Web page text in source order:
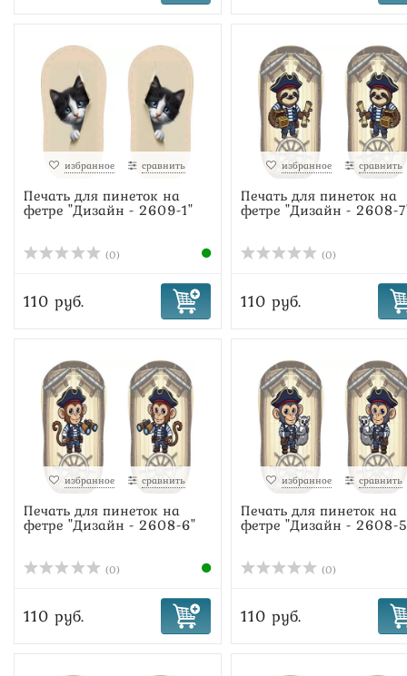
избранное сравнить
Печать для пинеток на
фетре "Дизайн - 2609-1"
(0)
110 руб.
избранное сравнить
Печать для пинеток на
фетре "Дизайн - 2608-
(0)
110 руб.
избранное сравнить
Печать для пинеток на
фетре "Дизайн - 2608-6"
(0)
110 руб.
избранное сравнить
Печать для пинеток на
фетре "Дизайн - 2608-
(0)
110 руб.